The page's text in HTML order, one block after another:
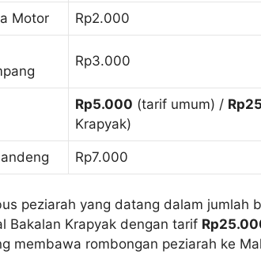
Motor Rp2.000
Rp3.000
Rp5.000 (tarif umum) /
Krapyak)
Rp7.000
peziarah yang datang dalam jumlah
Bakalan Krapyak dengan tarif
membawa rombongan peziarah ke